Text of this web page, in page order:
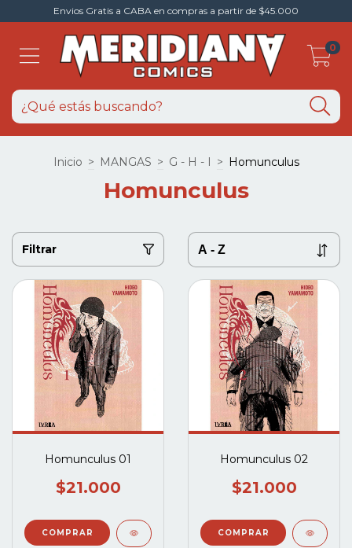
Envios Gratis a CABA en compras a partir de $45.000
0
Inicio > MANGAS > G - H - I > Homunculus
Homunculus
Filtrar
Homunculus 01
$21.000
Homunculus 02
$21.000